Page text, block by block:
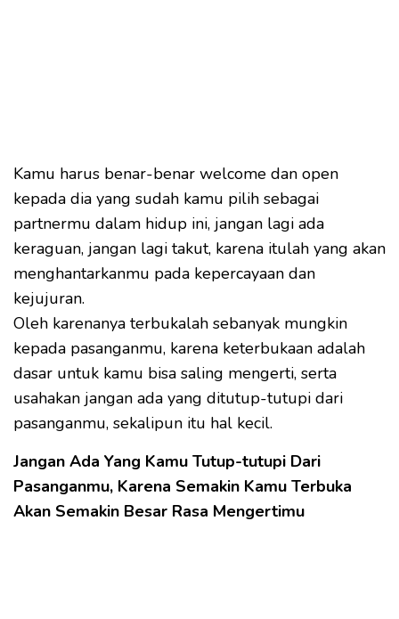
Kamu harus benar-benar welcome dan open
kepada dia yang sudah kamu pilih sebagai
partnermu dalam hidup ini, jangan lagi ada
keraguan, jangan lagi takut, karena itulah yang akan
menghantarkanmu pada kepercayaan dan
kejujuran.
Oleh karenanya terbukalah sebanyak mungkin
kepada pasanganmu, karena keterbukaan adalah
dasar untuk kamu bisa saling mengerti, serta
usahakan jangan ada yang ditutup-tutupi dari
pasanganmu, sekalipun itu hal kecil.
Jangan Ada Yang Kamu Tutup-tutupi Dari
Pasanganmu, Karena Semakin Kamu Terbuka
Akan Semakin Besar Rasa Mengertimu